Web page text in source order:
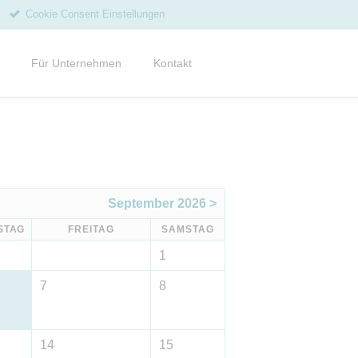
Cookie Consent Einstellungen
abonnieren
Für Unternehmen Kontakt
September 2026 >
FREITAG SAMSTAG
1
7 8
14 15